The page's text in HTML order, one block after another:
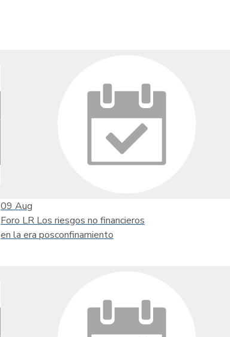
09 Aug
Foro LR Los riesgos no financieros
en la era posconfinamiento